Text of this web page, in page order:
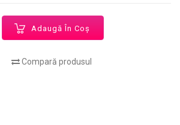
Adaugă În Coş
Compară produsul